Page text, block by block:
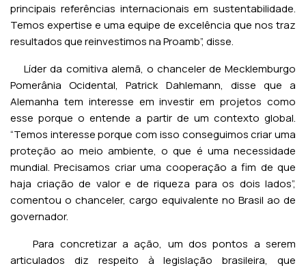
principais referências internacionais em sustentabilidade.
Temos expertise e uma equipe de excelência que nos traz
resultados que reinvestimos na Proamb”, disse.
Líder da comitiva alemã, o chanceler de Mecklemburgo
Pomerânia Ocidental, Patrick Dahlemann, disse que a
Alemanha tem interesse em investir em projetos como
esse porque o entende a partir de um contexto global.
“Temos interesse porque com isso conseguimos criar uma
proteção ao meio ambiente, o que é uma necessidade
mundial. Precisamos criar uma cooperação a fim de que
haja criação de valor e de riqueza para os dois lados”,
comentou o chanceler, cargo equivalente no Brasil ao de
governador.
Para concretizar a ação, um dos pontos a serem
articulados diz respeito à legislação brasileira, que